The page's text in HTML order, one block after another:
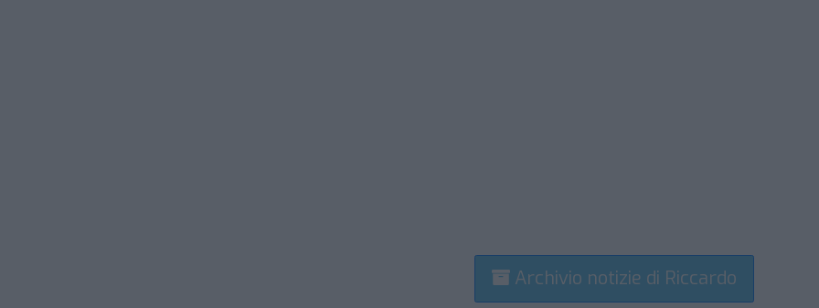
Archivio notizie di Riccardo